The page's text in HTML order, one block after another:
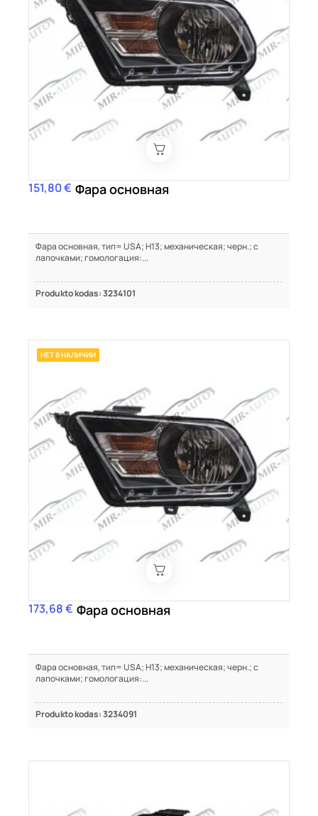
Цена
151,80 € Фара основная
Фара основная, тип= USA; H13; механическая; черн.; с
лапочками; гомологация:...
Produkto kodas: 3234101
НЕТ В НАЛИЧИИ
Цена
173,68 € Фара основная
Фара основная, тип= USA; H13; механическая; черн.; с
лапочками; гомологация:...
Produkto kodas: 3234091